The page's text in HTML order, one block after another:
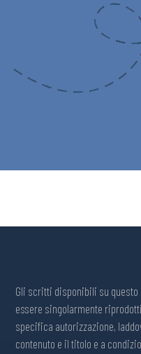
Gli scritti disponibili su questo
essere singolarmente
specifica autorizzazione,
contenuto e il titolo e a